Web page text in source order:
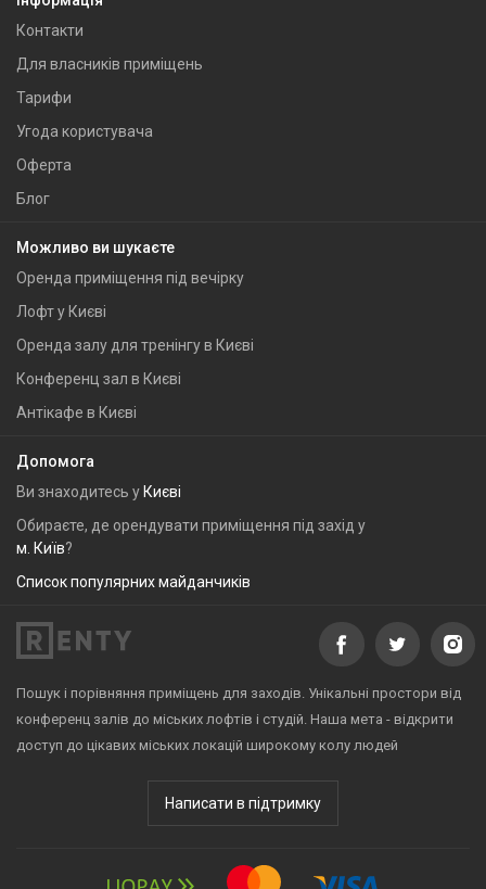
Контакти
Для власників приміщень
Тарифи
Угода користувача
Оферта
Блог
Можливо ви шукаєте
Оренда приміщення під вечірку
Лофт у Києві
Оренда залу для тренінгу в Києві
Конференц зал в Києві
Антікафе в Києві
Допомога
Ви знаходитесь у Києві
Обираєте, де орендувати приміщення під захід у
м. Київ?
Список популярних майданчиків
Пошук і порівняння приміщень для заходів. Унікальні простори від
конференц залів до міських лофтів і студій. Наша мета - відкрити
доступ до цікавих міських локацій широкому колу людей
Написати в підтримку